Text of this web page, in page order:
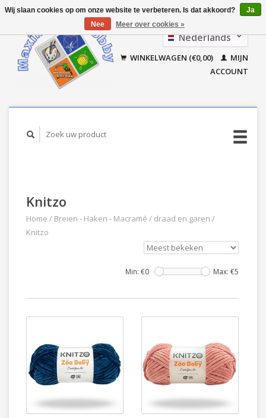
Nederlands
Français
WINKELWAGEN (€0,00)
MIJN
ACCOUNT
Knitzo
Home / Breien - Haken - Macramé / draad en garen /
Knitzo
Min: €0 Max: €5
Wij slaan cookies op om onze website te verbeteren. Is dat akkoord?
Ja
Nee
Meer over cookies »